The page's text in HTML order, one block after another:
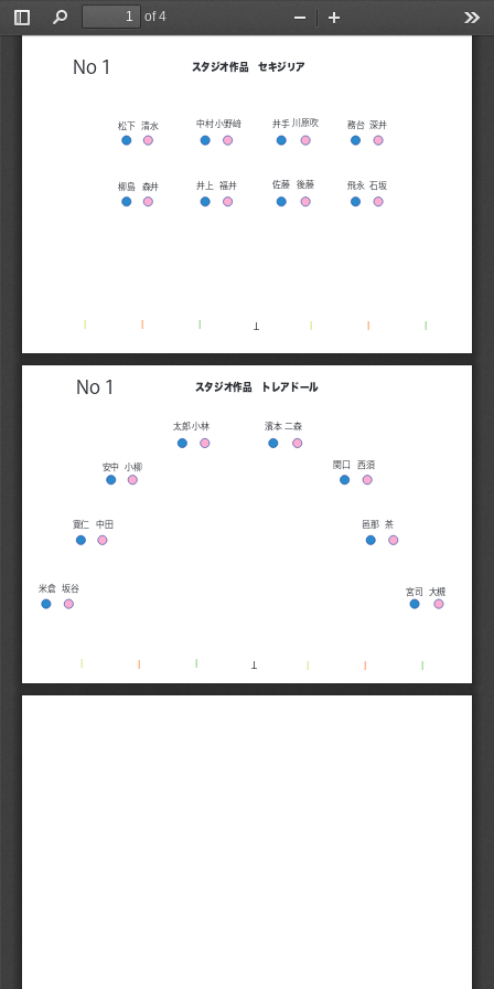
Toggle
Find
of 4
Zoom
スタジオ作品 セキジリア
No１
T
l
l l l
l l
務台 深井
小野﨑
中村
柳島 森井 福井
井上 飛永 石坂
後藤
佐藤
井手 川原吹
松下 清水
T
l
l l l
l l
宮司 大槻
小林
太郎
寛仁 中田
小柳
安中
邑那 茶
西須
関口
濱本二森
米倉 坂谷
スタジオ作品 トレアドール
No１